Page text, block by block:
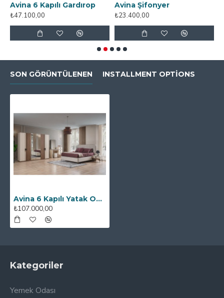
Avina 6 Kapılı Gardırop
₺47.100,00
Avina Şifonyer
₺23.400,00
SON GÖRÜNTÜLENEN INSTALLMENT OPTIONS
Avina 6 Kapılı Yatak Odası Takımı
₺107.000,00
Kategoriler
Yemek Odası